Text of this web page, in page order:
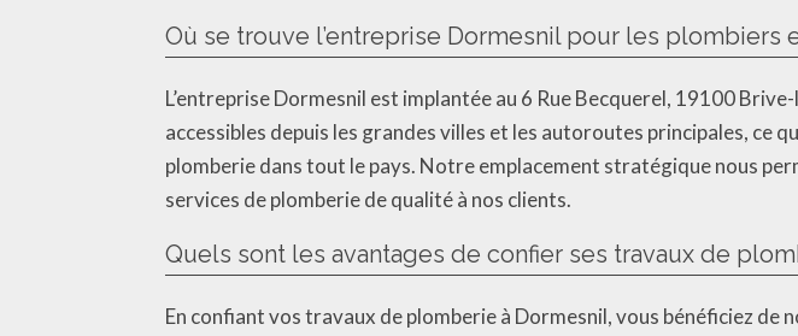
Où se trouve l’entreprise Dormesnil pour les plombiers
L’entreprise Dormesnil est implantée au 6 Rue Becquerel, 19100
accessibles depuis les grandes villes et les autoroutes principales, ce
plomberie dans tout le pays. Notre emplacement stratégique nous
services de plomberie de qualité à nos clients.
Quels sont les avantages de confier ses travaux de
En confiant vos travaux de plomberie à Dormesnil, vous bénéficiez de